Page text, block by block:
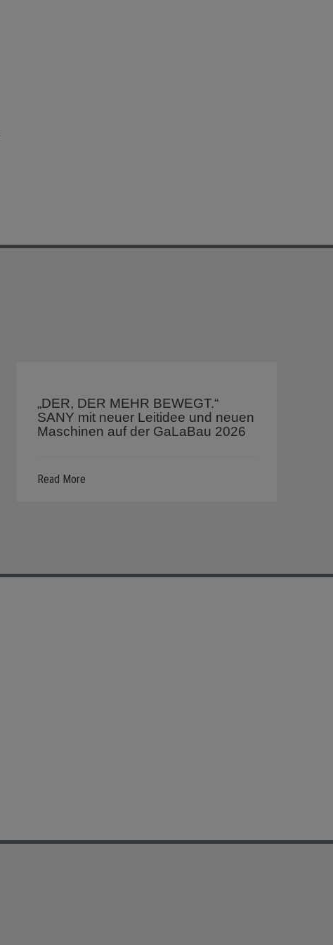
„DER, DER MEHR BEWEGT.“
SANY mit neuer Leitidee und neuen
Maschinen auf der GaLaBau 2026
Read More